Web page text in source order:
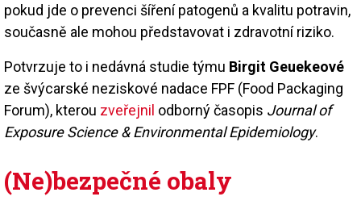
pokud jde o prevenci šíření patogenů a kvalitu potravin,
současně ale mohou představovat i zdravotní riziko.
Potvrzuje to i nedávná studie týmu Birgit Geuekeové
ze švýcarské neziskové nadace FPF (Food Packaging
Forum), kterou zveřejnil odborný časopis Journal of
Exposure Science & Environmental Epidemiology.
(Ne)bezpečné obaly